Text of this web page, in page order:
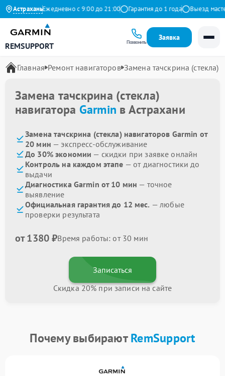
Астрахань
Яндекс Ежедневно с 9:00 до 21:00 Гарантия до 1 года Выезд
REMSUPPORT Позвонить
Заявка
Главная Ремонт навигаторов Замена тачскрина (стекла)
Замена тачскрина (стекла)
навигатора Garmin в Астрахани
Замена тачскрина (стекла) навигаторов Garmin от
20 мин — экспресс-обслуживание
До 30% экономии — скидки при заявке онлайн
Контроль на каждом этапе — от диагностики до
выдачи
Диагностика Garmin от 10 мин — точное
выявление
Официальная гарантия до 12 мес. — любые
проверки результата
от 1380 ₽Время работы: от 30 мин
Записаться
Скидка 20% при записи на сайте
Почему выбираютRemSupport